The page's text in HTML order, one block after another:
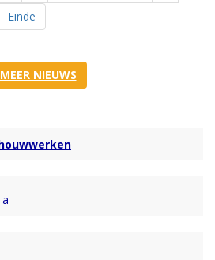
Einde
MEER NIEUWS